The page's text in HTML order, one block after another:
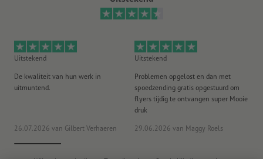
Uitstekend
De kwaliteit van hun werk in
uitmuntend.
26.07.2026 van Gilbert Verhaeren
Uitstekend
Problemen opgelost en dan met
spoedzending gratis opgestuurd om
flyers tijdig te ontvangen super Mooie
druk
29.06.2026 van Maggy Roels